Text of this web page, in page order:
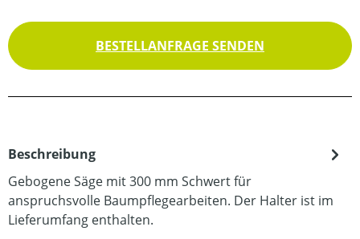
BESTELLANFRAGE SENDEN
Beschreibung
Gebogene Säge mit 300 mm Schwert für
anspruchsvolle Baumpflegearbeiten. Der Halter ist im
Lieferumfang enthalten.